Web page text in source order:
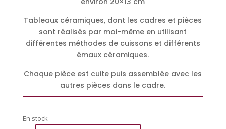
Tableaux céramiques, dont les cadres et pièces
sont réalisés par moi-même en utilisant
différentes méthodes de cuissons et différents
émaux céramiques.
Chaque pièce est cuite puis assemblée avec les
autres pièces dans le cadre.
En stock